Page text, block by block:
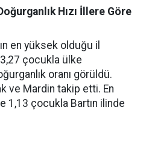
Hızı İllere Göre
en yüksek olduğu il
çocukla ülke
oranı görüldü.
ve Mardin takip etti. En
1,13 çocukla Bartın ilinde